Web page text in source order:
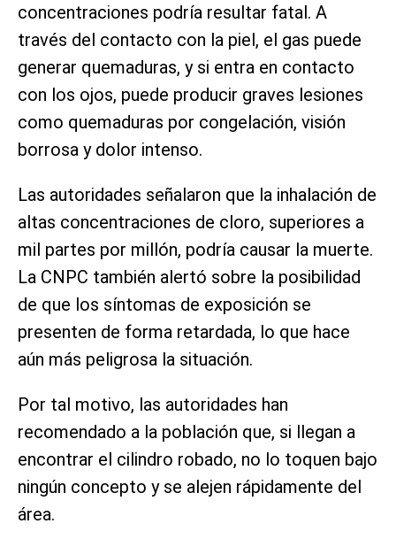
concentraciones podría resultar fatal. A
través del contacto con la piel, el gas puede
generar quemaduras, y si entra en contacto
con los ojos, puede producir graves lesiones
como quemaduras por congelación, visión
borrosa y dolor intenso.
Las autoridades señalaron que la inhalación de
altas concentraciones de cloro, superiores a
mil partes por millón, podría causar la muerte.
La CNPC también alertó sobre la posibilidad
de que los síntomas de exposición se
presenten de forma retardada, lo que hace
aún más peligrosa la situación.
Por tal motivo, las autoridades han
recomendado a la población que, si llegan a
encontrar el cilindro robado, no lo toquen bajo
ningún concepto y se alejen rápidamente del
área.